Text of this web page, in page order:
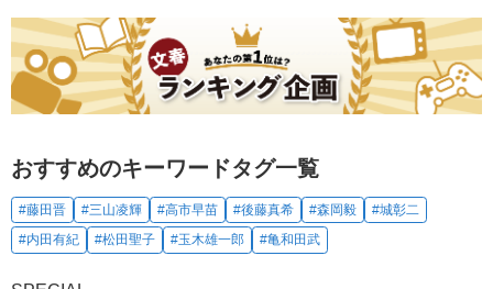
おすすめのキーワードタグ一覧
#藤田晋 #三山凌輝 #高市早苗 #後藤真希 #森岡毅
#城彰二
#内田有紀
#松田聖子 #玉木雄一郎 #亀和田武